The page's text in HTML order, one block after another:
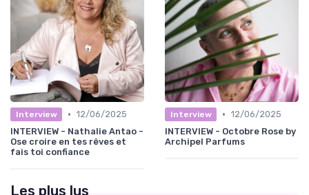
Interview • 12/06/2025
INTERVIEW - Nathalie Antao -
Ose croire en tes rêves et
fais toi confiance
Interview • 12/06/2025
INTERVIEW - Octobre Rose by
Archipel Parfums
Les plus lus